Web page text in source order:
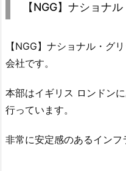
【NGG】ナショナ
【NGG】ナショナル・グ
会社です。
本部はイギリス ロンドン
行っています。
非常に安定感のあるインフ